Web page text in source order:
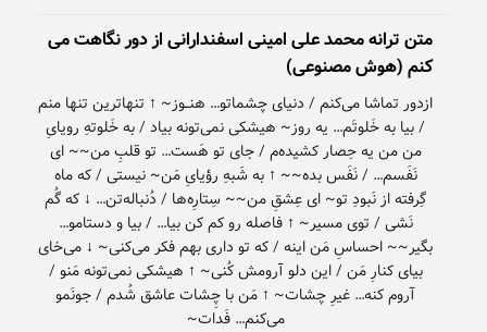
متن ترانه محمد علی امینی اسفندارانی از دور نگاهت می
کنم (هوش مصنوعی)
ازدور تماشا می‌کنم / دنیای چشماتو… هنــوز~ ↑ تنهاترین تنها منم
/ بیا به خَلوتَم… یه روز~ هیشکی نمی‌تونه بیاد / به خَلوتهِ رویایِ
من من یه حِصار کشیده‌م / جای تو هَست… تو قلبِ من~~ ای
نَفَسم… / نَفَس بده~~ ↑ به شَبهِ رؤیایِ مَن~ نیستی / که ماه
گِرفته از نَبودِ تو~ ای عِشقِ من~~ سِتارِه‌ها / دُنباله‌تن… ↓ که گُم
نَشی / توی مسیر~ ↑ فاصله‌ رو کم کن بیا… / بیا و دستامو…
بگیر~~ احساسِ مَن اینه / که تو داری بهم فکر می‌کنی~ ↓ می‌خای
بیای کنارِ مَن / این دلو آرومش کُنی~ ↑ هیشکی نمی‌تونه مَنو /
آروم کنه… غیرِ چشات~ ↑ مَن با چِشات عاشق شُدم / جونَمو
می‌کنم… فَدات~